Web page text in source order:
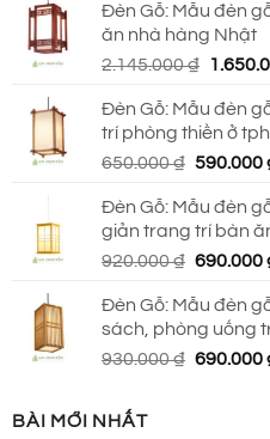
là:
Đèn Gỗ: Mẫu đèn
ăn nhà hàng Nhật
2.145.000₫
Giá
là:
Đèn Gỗ: Mẫu đèn
trí phòng thiền ở
650.000₫ Giá
là:
650.000
590.000
Đèn Gỗ: Mẫu đèn
giản trang trí bàn
920.000₫ Giá
là:
920.000
690.000
Đèn Gỗ: Mẫu đèn
sách, phòng uống
930.000₫ Giá
690.000
BÀI MỚI NHẤT